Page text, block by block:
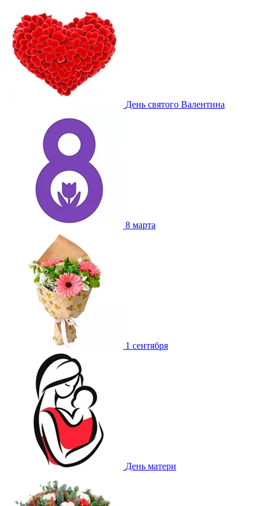
День святого Валентина
8 марта
1 сентября
День матери